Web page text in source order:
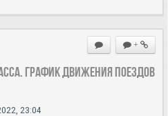
+
График движения поездов
23:04